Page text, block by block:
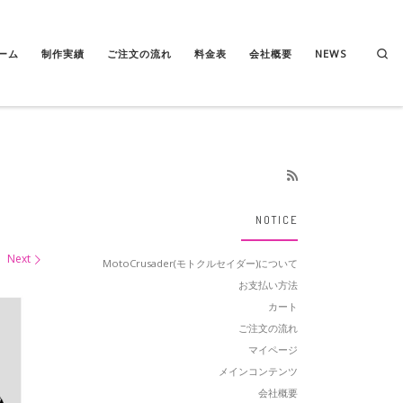
ム 制作実績 ご注文の流れ 料金表 会社概要 NEWS
Next
NOTICE
MotoCrusader(モトクルセイダー)について
お支払い方法
カート
ご注文の流れ
マイページ
メインコンテンツ
会社概要